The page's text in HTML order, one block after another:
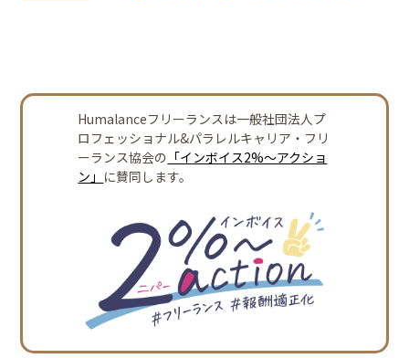
Humalanceフリーランスは一般社団法人プ
ロフェッショナル&パラレルキャリア・フリ
ーランス協会の 「インボイス2%～アクショ
ン」 に賛同します。